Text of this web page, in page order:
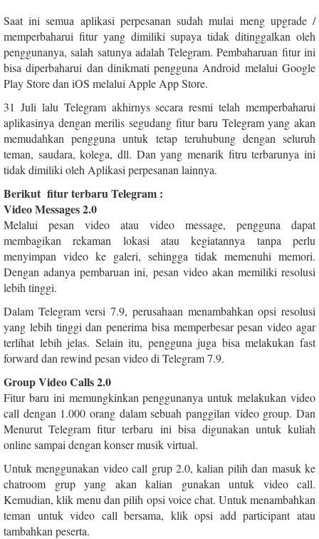
Saat ini semua aplikasi perpesanan sudah mulai meng upgrade /
memperbaharui fitur yang dimiliki supaya tidak ditinggalkan oleh
penggunanya, salah satunya adalah Telegram. Pembaharuan fitur ini
bisa diperbaharui dan dinikmati pengguna Android melalui Google
Play Store dan iOS melalui Apple App Store.
31 Juli lalu Telegram akhirnys secara resmi telah memperbaharui
aplikasinya dengan merilis segudang fitur baru Telegram yang akan
memudahkan pengguna untuk tetap teruhubung dengan seluruh
teman, saudara, kolega, dll. Dan yang menarik fitru terbarunya ini
tidak dimiliki oleh Aplikasi perpesanan lainnya.
Berikut fitur terbaru Telegram :
Video Messages 2.0
Melalui pesan video atau video message, pengguna dapat
membagikan rekaman lokasi atau kegiatannya tanpa perlu
menyimpan video ke galeri, sehingga tidak memenuhi memori.
Dengan adanya pembaruan ini, pesan video akan memiliki resolusi
lebih tinggi.
Dalam Telegram versi 7.9, perusahaan menambahkan opsi resolusi
yang lebih tinggi dan penerima bisa memperbesar pesan video agar
terlihat lebih jelas. Selain itu, pengguna juga bisa melakukan fast
forward dan rewind pesan video di Telegram 7.9.
Group Video Calls 2.0
Fitur baru ini memungkinkan penggunanya untuk melakukan video
call dengan 1.000 orang dalam sebuah panggilan video group. Dan
Menurut Telegram fitur terbaru ini bisa digunakan untuk kuliah
online sampai dengan konser musik virtual.
Untuk menggunakan video call grup 2.0, kalian pilih dan masuk ke
chatroom grup yang akan kalian gunakan untuk video call.
Kemudian, klik menu dan pilih opsi voice chat. Untuk menambahkan
teman untuk video call bersama, klik opsi add participant atau
tambahkan peserta.